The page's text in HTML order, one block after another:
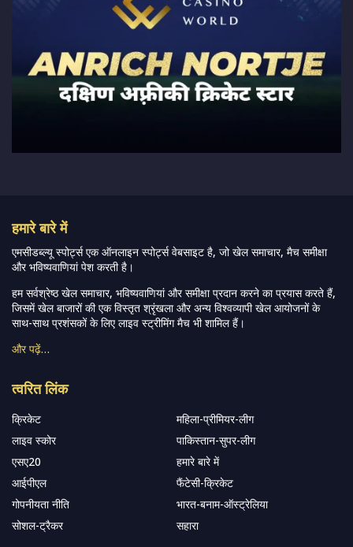
हमारे बारे में
एमसीडब्ल्यू स्पोर्ट्स एक ऑनलाइन स्पोर्ट्स वेबसाइट है, जो खेल समाचार, मैच समीक्षा
और भविष्यवाणियां पेश करती है।
हम सर्वश्रेष्ठ खेल समाचार, भविष्यवाणियां और समीक्षा प्रदान करने का प्रयास करते हैं,
जिसमें खेल बाजारों की एक विस्तृत श्रृंखला और अन्य विश्वव्यापी खेल आयोजनों के
साथ-साथ प्रशंसकों के लिए लाइव स्ट्रीमिंग मैच भी शामिल हैं।
और पढ़ें…
त्वरित लिंक
क्रिकेट
महिला-प्रीमियर-लीग
लाइव स्कोर
पाकिस्तान-सुपर-लीग
एसए20
हमारे बारे में
आईपीएल
फैंटेसी-क्रिकेट
गोपनीयता नीति
भारत-बनाम-ऑस्ट्रेलिया
सोशल-ट्रैकर
सहारा